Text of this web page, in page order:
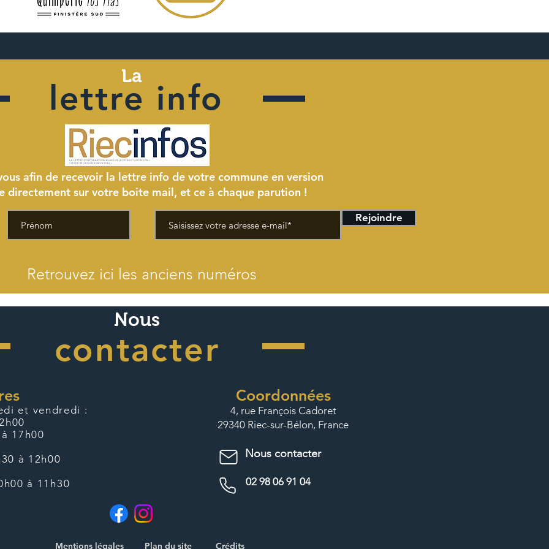
La
lettre info
afin de recevoir la lettre info de votre commune en version
directement sur votre boite mail, et ce à chaque parution !
Rejoindre
Retrouvez ici les anciens numéros
Nous
contacter
et vendredi :
17h00
à 12h00
à 11h30
Coordonnées
4, rue François Cadoret
29340 Riec-sur-Bélon, France
Nous contacter
02 98 06 91 04
Mentions légales Plan du site Crédits